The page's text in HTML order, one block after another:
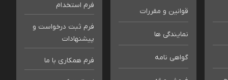
قوانین و مقررات
نمایندگی ها
گواهی نامه
فرم استخدام
فرم ثبت درخواست و
پیشنهادات
فرم همکاری با ما